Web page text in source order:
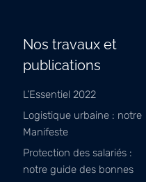
Nos travaux et
publications
L’Essentiel 2022
Logistique urbaine : notre
Manifeste
Protection des salariés :
notre guide des bonnes